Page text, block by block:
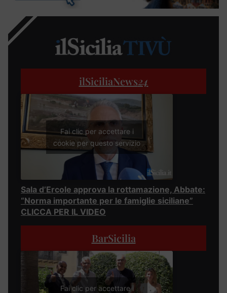
ilSiciliaNews24
Fai clic per accettare i
cookie per questo servizio
Sala d’Ercole approva la rottamazione, Abbate:
“Norma importante per le famiglie siciliane”
CLICCA PER IL VIDEO
BarSicilia
Fai clic per accettare i